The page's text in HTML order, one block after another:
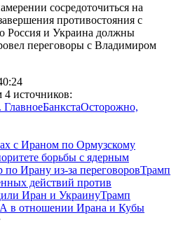
сосредоточиться на
противостояния с
Россия и Украина должны
переговоры с Владимиром
источников:
БанкстаОсторожно,
с Ираном по Ормузскому
борьбы с ядерным
Ирану из-за переговоровТрамп
действий против
Иран и УкраинуТрамп
в отношении Ирана и Кубы